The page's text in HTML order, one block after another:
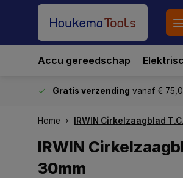
Accu gereedschap
Gratis verzending vanaf €
Home IRWIN Cirkelzaagblad
IRWIN
30mm